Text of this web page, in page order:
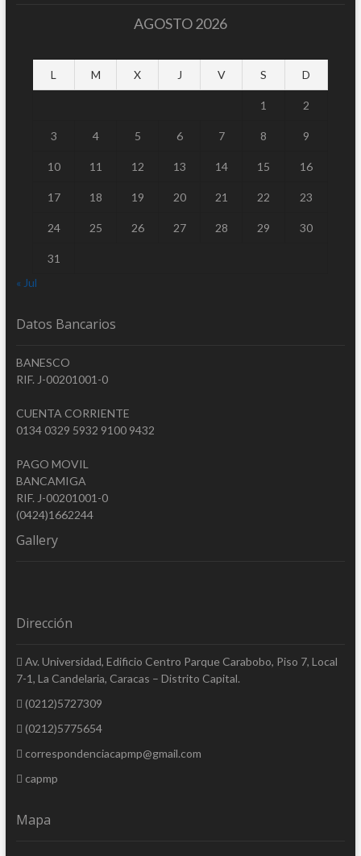
AGOSTO 2026
L M X J V S D
1 2
3 4 5 6 7 8 9
10 11 12 13 14 15 16
17 18 19 20 21 22 23
24 25 26 27 28 29 30
31
« Jul
Datos Bancarios
BANESCO
RIF. J-00201001-0
CUENTA CORRIENTE
0134 0329 5932 9100 9432
PAGO MOVIL
BANCAMIGA
RIF. J-00201001-0
(0424)1662244
Gallery
Dirección
Av. Universidad, Edificio Centro Parque Carabobo, Piso 7, Local
7-1, La Candelaria, Caracas – Distrito Capital.
(0212)5727309
(0212)5775654
correspondenciacapmp@gmail.com
capmp
Mapa